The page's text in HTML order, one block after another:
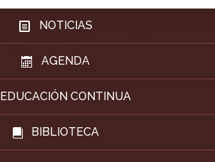
NOTICIAS
AGENDA
EDUCACIÓN CONTINUA
BIBLIOTECA